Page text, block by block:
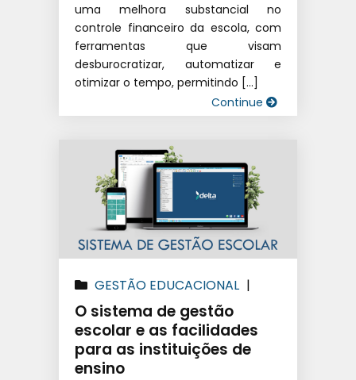
uma melhora substancial no
controle financeiro da escola, com
ferramentas que visam
desburocratizar, automatizar e
otimizar o tempo, permitindo […]
Continue
GESTÃO EDUCACIONAL |
SISTEMA DE GESTÃO
EDUCACIONAL |SOFTWARE
ESCOLAR
O sistema de gestão
escolar e as facilidades
para as instituições de
ensino